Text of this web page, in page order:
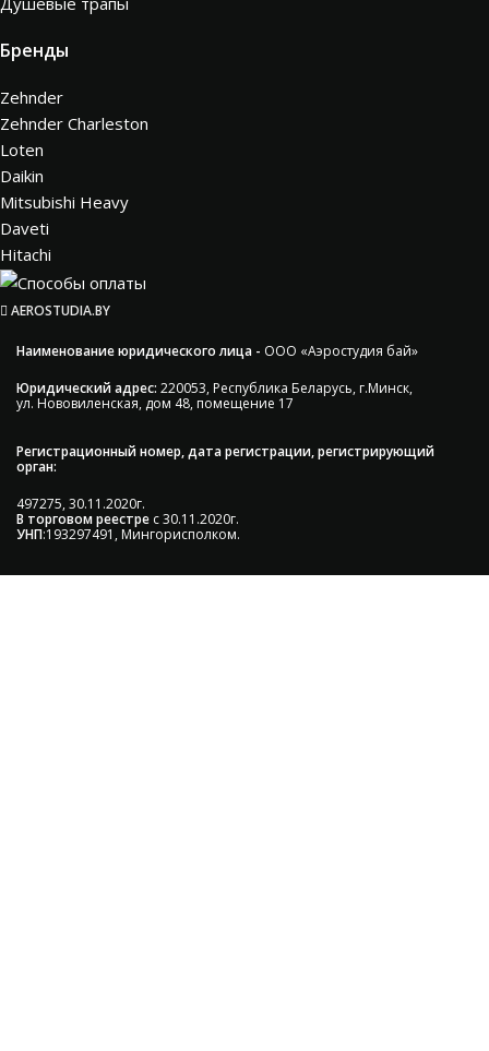
Бренды
Zehnder
Zehnder Charleston
Loten
Daikin
Mitsubishi Heavy
Daveti
Hitachi
AEROSTUDIA.BY
Наименование юридического лица - ООО «Аэростудия бай»
Юридический адрес: 220053, Республика Беларусь, г.Минск,
ул. Нововиленская, дом 48, помещение 17
Регистрационный номер, дата регистрации, регистрирующий
орган:
497275, 30.11.2020г.
В торговом реестре с 30.11.2020г.
УНП:193297491, Мингорисполком.